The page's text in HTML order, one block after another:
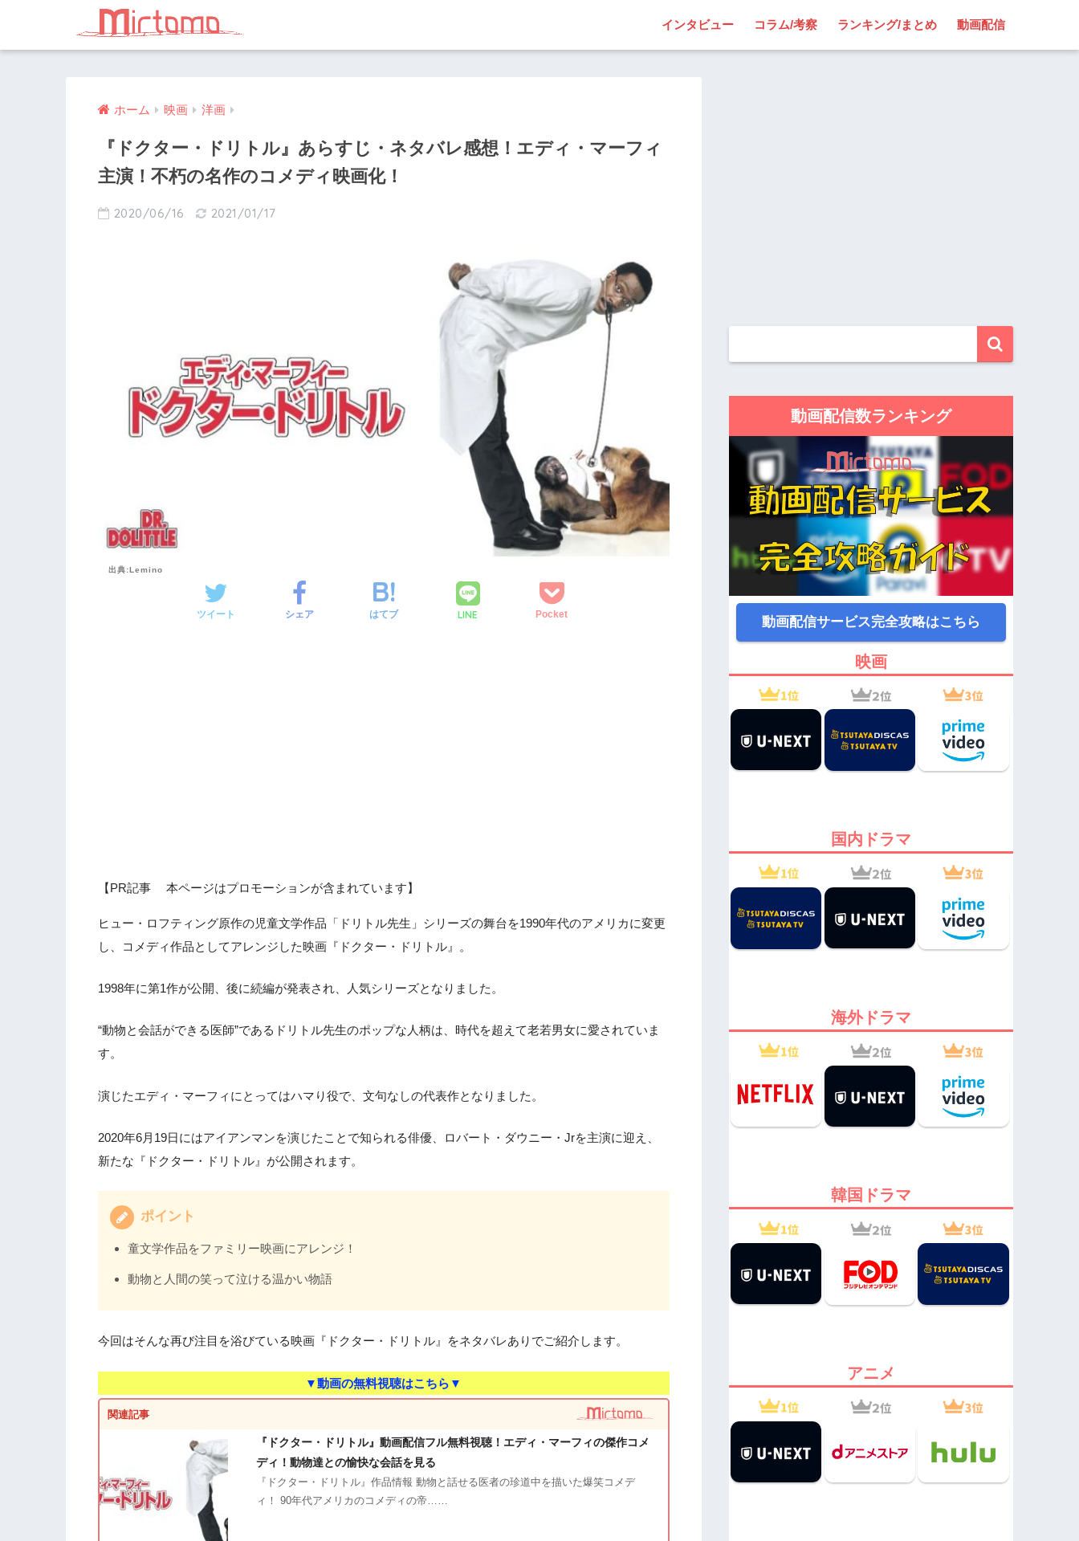
インタビュー コラム/考察 ランキング/まとめ 動画配信
ホーム 映画 洋画
『ドクター・ドリトル』あらすじ・ネタバレ感想！エディ・マーフィ
主演！不朽の名作のコメディ映画化！
2020/06/16 2021/01/17
出典:Lemino
ツイート シェア はてブ LINE Pocket
【PR記事 本ページはプロモーションが含まれています】
ヒュー・ロフティング原作の児童文学作品「ドリトル先生」シリーズの舞台を1990年代のアメリカに変更
し、コメディ作品としてアレンジした映画『ドクター・ドリトル』。
1998年に第1作が公開、後に続編が発表され、人気シリーズとなりました。
“動物と会話ができる医師”であるドリトル先生のポップな人柄は、時代を超えて老若男女に愛されていま
す。
演じたエディ・マーフィにとってはハマり役で、文句なしの代表作となりました。
2020年6月19日にはアイアンマンを演じたことで知られる俳優、ロバート・ダウニー・Jrを主演に迎え、
新たな『ドクター・ドリトル』が公開されます。
ポイント
童文学作品をファミリー映画にアレンジ！
動物と人間の笑って泣ける温かい物語
今回はそんな再び注目を浴びている映画『ドクター・ドリトル』をネタバレありでご紹介します。
▼動画の無料視聴はこちら▼
関連記事
『ドクター・ドリトル』動画配信フル無料視聴！エディ・マーフィの傑作コメ
ディ！動物達との愉快な会話を見る
『ドクター・ドリトル』作品情報 動物と話せる医者の珍道中を描いた爆笑コメデ
ィ！ 90年代アメリカのコメディの帝……
動画配信数ランキング
動画配信サービス完全攻略はこちら
映画
国内ドラマ
海外ドラマ
韓国ドラマ
アニメ